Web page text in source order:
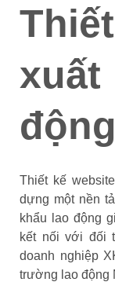
Thiết kế
dựng một nền
khẩu lao động
kết nối với đối
doanh nghiệp
trường lao động